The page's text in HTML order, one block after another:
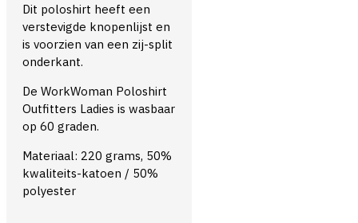
Dit poloshirt heeft een
verstevigde knopenlijst en
is voorzien van een zij-split
onderkant.
De WorkWoman Poloshirt
Outfitters Ladies is wasbaar
op 60 graden.
Materiaal: 220 grams, 50%
kwaliteits-katoen / 50%
polyester